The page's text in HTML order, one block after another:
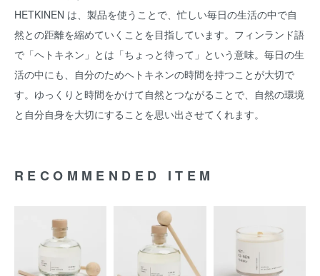
HETKINEN は、製品を使うことで、忙しい毎日の生活の中で自
然との距離を縮めていくことを目指しています。フィンランド語
で「ヘトキネン」とは「ちょっと待って」という意味。毎日の生
活の中にも、自分のためヘトキネンの時間を持つことが大切で
す。ゆっくりと時間をかけて自然とつながることで、自然の環境
と自分自身を大切にすることを思い出させてくれます。
RECOMMENDED ITEM